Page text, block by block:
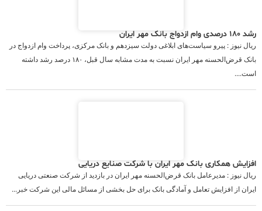
رشد ۱۸۰ درصدی وام ازدواج بانک مهر ایران
ریال نیوز : پیرو سیاست‌های ابلاغی دولت سیزدهم و بانک مرکزی، پرداخت وام ازدواج در
بانک قرض‌الحسنه مهر ایران نسبت به مدت مشابه سال قبل، ۱۸۰ درصد رشد داشته
است....
افزایش همکاری بانک مهر ایران با شرکت صنایع دریایی
ریال نیوز : مدیرعامل بانک قرض‌الحسنه مهر ایران در بازدید از شرکت صنعتی دریایی
ایران از افزایش تعامل و آمادگی بانک برای حل بخشی از مسائل مالی این شرکت خبر...